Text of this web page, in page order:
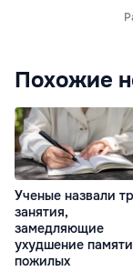
Похожие
Ученые назвали
занятия,
замедляющие
ухудшение
пожилых